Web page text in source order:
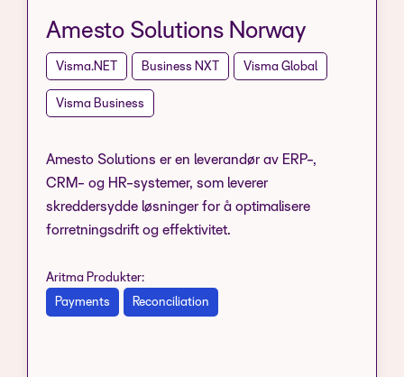
Amesto Solutions Norway
Visma.NET Business NXT Visma Global
Visma Business
Amesto Solutions er en leverandør av ERP-,
CRM- og HR-systemer, som leverer
skreddersydde løsninger for å optimalisere
forretningsdrift og effektivitet.
Aritma Produkter:
Payments Reconciliation